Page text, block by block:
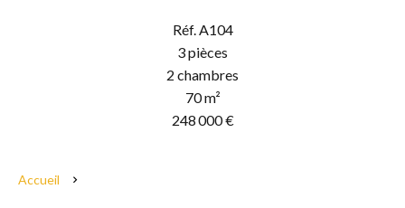
Réf. A104
3 pièces
2 chambres
70 m²
248 000 €
Accueil